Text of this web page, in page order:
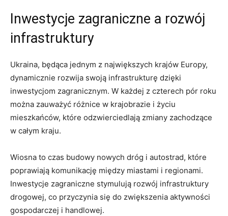
Inwestycje zagraniczne a ​rozwój
infrastruktury
Ukraina, będąca jednym z największych krajów ​Europy,
dynamicznie⁢ rozwija swoją infrastrukturę dzięki ​
inwestycjom zagranicznym. W każdej z czterech pór ‍roku
można‌ zauważyć różnice w‍ krajobrazie i życiu
mieszkańców, które odzwierciedlają⁢ zmiany ‍zachodzące
w całym ⁣kraju.
Wiosna to czas budowy ⁢nowych dróg i autostrad, które
poprawiają komunikację między miastami i regionami.
Inwestycje zagraniczne stymulują rozwój infrastruktury
drogowej,⁣ co przyczynia się do⁤ zwiększenia aktywności
gospodarczej i handlowej.